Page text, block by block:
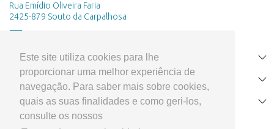
Este site utiliza cookies para lhe
proporcionar uma melhor experiência de
navegação. Para saber mais sobre cookies,
quais as suas finalidades e como geri-los,
consulte os nossos
Rua Emídio Oliveira Faria
2425-879 Souto da Carpalhosa
HOME
PRODUTOS
APOIO AO CLIENTE